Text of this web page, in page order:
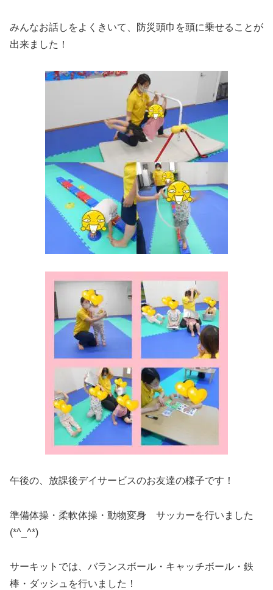
みんなお話しをよくきいて、防災頭巾を頭に乗せることが
出来ました！
午後の、放課後デイサービスのお友達の様子です！
準備体操・柔軟体操・動物変身 サッカーを行いました
(*^_^*)
サーキットでは、バランスボール・キャッチボール・鉄
棒・ダッシュを行いました！